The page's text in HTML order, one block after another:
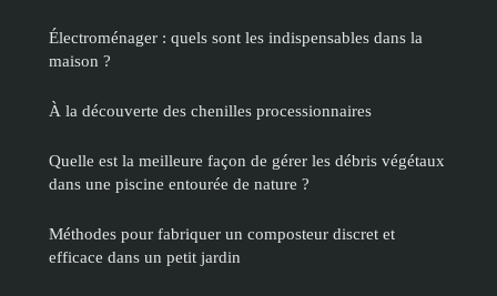
Électroménager : quels sont les indispensables dans la
maison ?
À la découverte des chenilles processionnaires
Quelle est la meilleure façon de gérer les débris végétaux
dans une piscine entourée de nature ?
Méthodes pour fabriquer un composteur discret et
efficace dans un petit jardin